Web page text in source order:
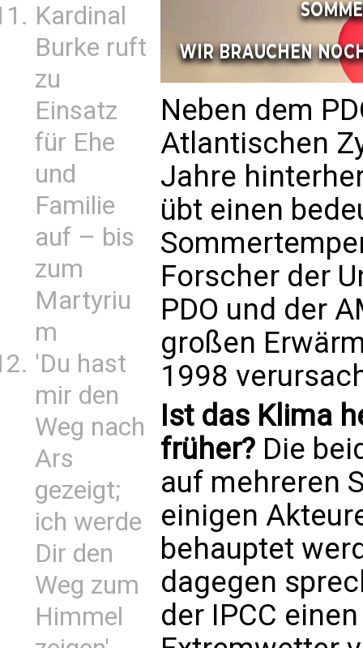
Kardinal
Burke ruft
zu
Einsatz
für Ehe
und
Familie
auf – bis
zum
Martyriu
m
'Du hast
mir den
Weg nach
Ars
gezeigt;
ich werde
Dir den
Weg zum
Himmel
Neben dem
Atlantischen
Jahre
übt einen
Forscher der
PDO und der
großen
1998
Ist das Klima
früher? Die
auf mehreren
einigen
behauptet
dagegen
der IPCC